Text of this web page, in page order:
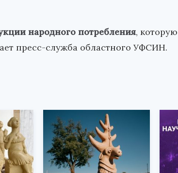
народного потребления, которую
пресс-служба областного УФСИН.